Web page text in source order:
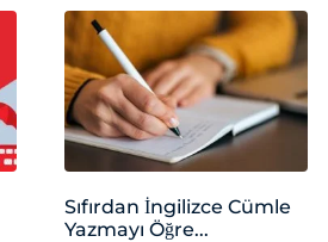
Sıfırdan İngilizce Cümle
Yazmayı Öğre...